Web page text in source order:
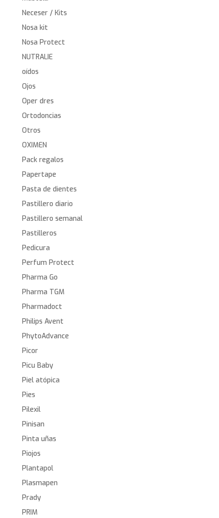
Neceser / Kits
Nosa kit
Nosa Protect
NUTRALIE
oídos
Ojos
Oper dres
Ortodoncias
Otros
OXIMEN
Pack regalos
Papertape
Pasta de dientes
Pastillero diario
Pastillero semanal
Pastilleros
Pedicura
Perfum Protect
Pharma Go
Pharma TGM
Pharmadoct
Philips Avent
PhytoAdvance
Picor
Picu Baby
Piel atópica
Pies
Pilexil
Pinisan
Pinta uñas
Piojos
Plantapol
Plasmapen
Prady
PRIM